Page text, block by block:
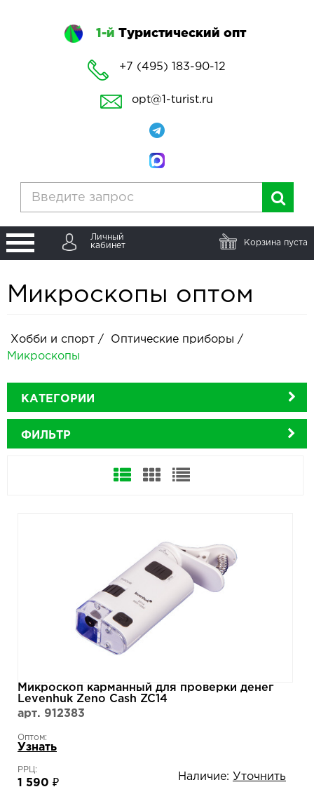
1-й Туристический опт
+7 (495) 183-90-12
opt@1-turist.ru
Личный
кабинет
Корзина пуста
Микроскопы оптом
Хобби и спорт / Оптические приборы /
Микроскопы
КАТЕГОРИИ
ФИЛЬТР
Микроскоп карманный для проверки денег
Levenhuk Zeno Cash ZC14
арт. 912383
Оптом:
Узнать
РРЦ:
1 590 ₽
Наличие: Уточнить